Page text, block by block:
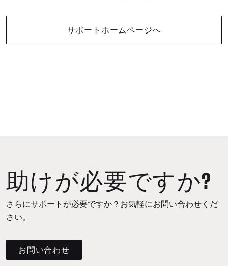
サポートホームページへ
助けが必要ですか?
さらにサポートが必要ですか？お気軽にお問い合わせくだ
さい。
お問い合わせ